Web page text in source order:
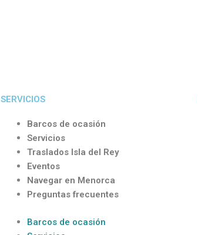
SERVICIOS
Barcos de ocasión
Servicios
Traslados Isla del Rey
Eventos
Navegar en Menorca
Preguntas frecuentes
Barcos de ocasión